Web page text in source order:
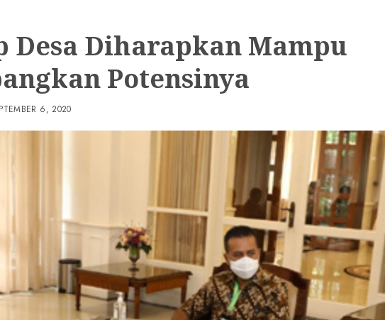
Desa Diharapkan Mampu
Potensinya
6, 2020